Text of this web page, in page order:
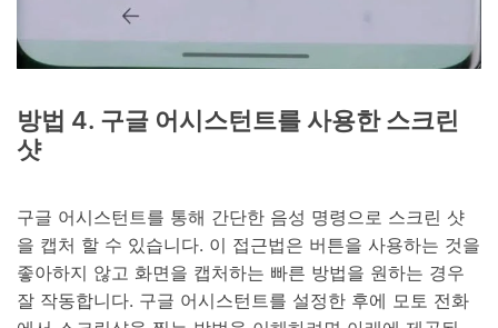
방법 4. 구글 어시스턴트를 사용한 스크린
샷
구글 어시스턴트를 통해 간단한 음성 명령으로 스크린 샷
을 캡처 할 수 있습니다. 이 접근법은 버튼을 사용하는 것을
좋아하지 않고 화면을 캡처하는 빠른 방법을 원하는 경우
잘 작동합니다. 구글 어시스턴트를 설정한 후에 모토 전화